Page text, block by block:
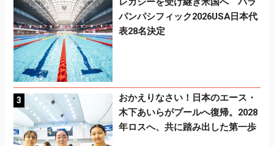
パンパシフィック2026USA日本代
表28名決定
おかえりなさい！日本のエース・
木下あいらがプールへ復帰。2028
年ロスへ、共に踏み出した第一歩